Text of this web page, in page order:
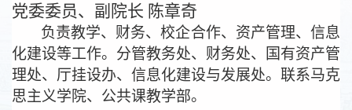
党委委员、副院长 陈章奇
负责教学、财务、校企合作、资产管理、信息
化建设等工作。分管教务处、财务处、国有资产管
理处、厅挂设办、信息化建设与发展处。联系马克
思主义学院、公共课教学部。